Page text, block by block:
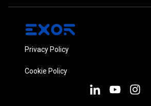
Privacy Policy
Cookie Policy